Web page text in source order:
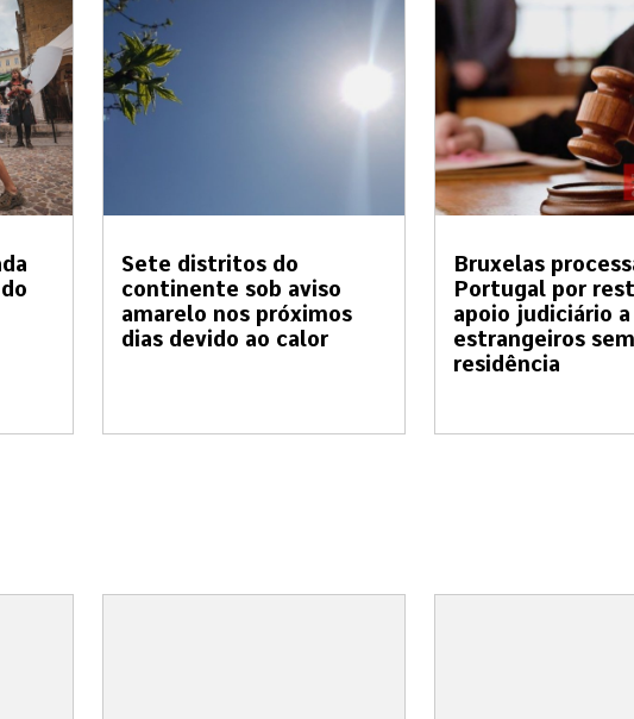
Sete distritos do
continente sob aviso
amarelo nos próximos
dias devido ao calor
Bruxelas
Portugal por
apoio judiciário a
estrangeiros sem
residência